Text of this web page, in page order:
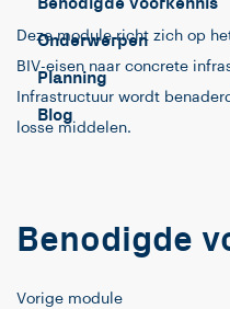
Benodigde voorkennis
Onderwerpen
Planning
Blog
Deze module richt zich op
BIV-eisen naar concrete
Infrastructuur wordt
losse middelen.
Benodigde
Vorige module